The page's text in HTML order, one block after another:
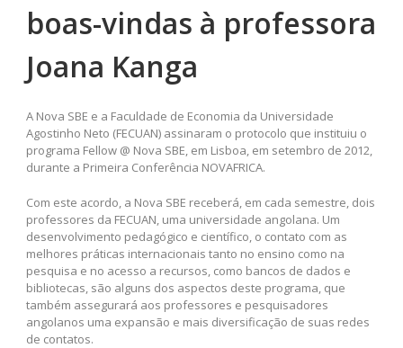
boas-vindas à professora
Joana Kanga
A Nova SBE e a Faculdade de Economia da Universidade
Agostinho Neto (FECUAN) assinaram o protocolo que instituiu o
programa Fellow @ Nova SBE, em Lisboa, em setembro de 2012,
durante a Primeira Conferência NOVAFRICA.
Com este acordo, a Nova SBE receberá, em cada semestre, dois
professores da FECUAN, uma universidade angolana. Um
desenvolvimento pedagógico e científico, o contato com as
melhores práticas internacionais tanto no ensino como na
pesquisa e no acesso a recursos, como bancos de dados e
bibliotecas, são alguns dos aspectos deste programa, que
também assegurará aos professores e pesquisadores
angolanos uma expansão e mais diversificação de suas redes
de contatos.